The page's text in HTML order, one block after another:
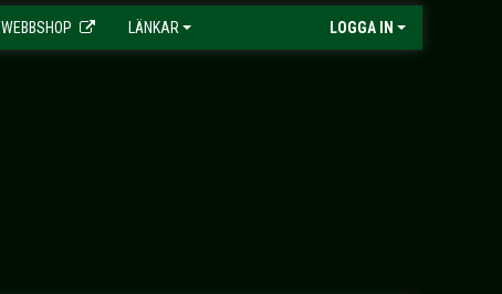
WEBBSHOP LÄNKAR LOGGA IN